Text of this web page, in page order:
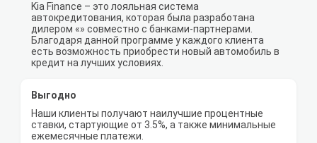
Kia Finance – это лояльная система
автокредитования, которая была разработана
дилером «» совместно с банками-партнерами.
Благодаря данной программе у каждого клиента
есть возможность приобрести новый автомобиль в
кредит на лучших условиях.
Выгодно
Наши клиенты получают наилучшие процентные
ставки, стартующие от 3.5%, а также минимальные
ежемесячные платежи.